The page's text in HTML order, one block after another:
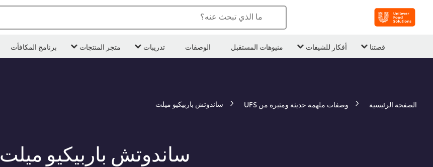
ما الذي تبحث عنه؟
قصتنا أفكار للشيفات منيوهات المستقبل الوصفات تدريبات متجر المنتجات برنامج المكافأت
الصفحة الرئيسية وصفات ملهمة حديثة ومثيرة من UFS ساندوتش باربيكيو ميلت
ساندوتش باربيكيو ميلت